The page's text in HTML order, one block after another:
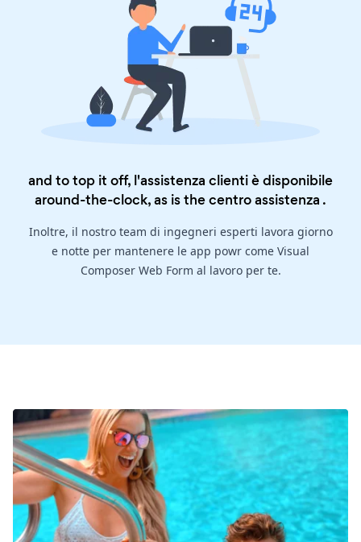
and to top it off, l'assistenza clienti è disponibile
around-the-clock, as is thecentro assistenza .
Inoltre, il nostro team di ingegneri esperti lavora giorno
e notte per mantenere le app powr come Visual
Composer Web Form al lavoro per te.